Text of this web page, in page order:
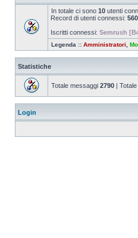
In totale ci sono 10 utenti
Record di utenti connessi: 560
Iscritti connessi: Semrush
Legenda :: Amministratori
Statistiche
Totale messaggi 2790 |
Login